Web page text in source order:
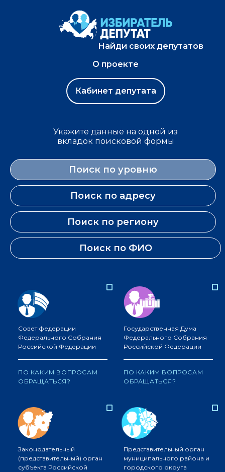
Найди своих депутатов
О проекте
Кабинет депутата
Укажите данные на одной из
вкладок поисковой формы
Поиск по уровню
Поиск по адресу
Поиск по региону
Поиск по ФИО
Совет федерации
Федерального Собрания
Российской Федерации
ПО КАКИМ ВОПРОСАМ
ОБРАЩАТЬСЯ?
Государственная Дума
Федерального Собрания
Российской Федерации
ПО КАКИМ ВОПРОСАМ
ОБРАЩАТЬСЯ?
Законодательный
(представительный) орган
субъекта Российской
Представительный орган
муниципального района и
городского округа